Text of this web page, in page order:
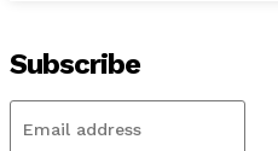
Subscribe